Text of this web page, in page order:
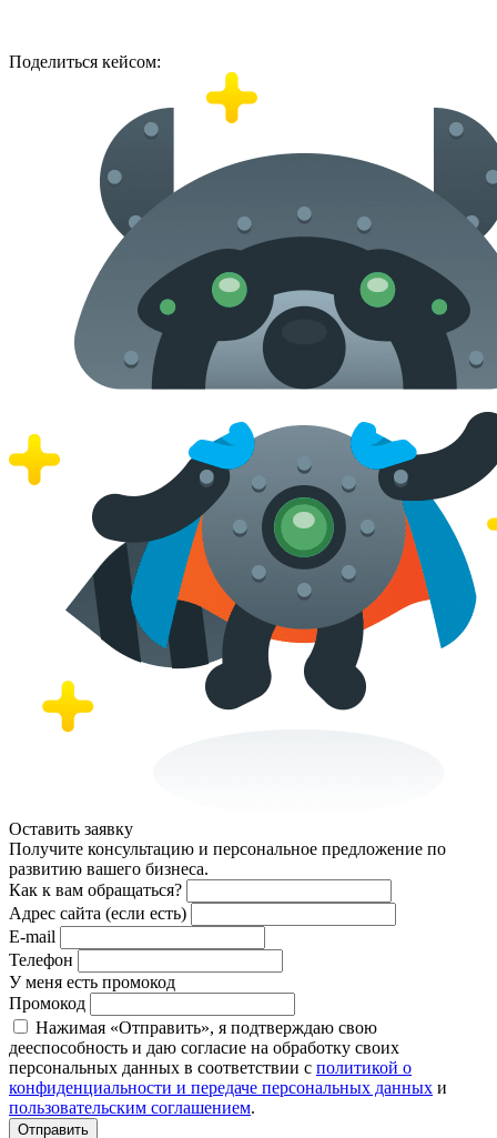
Поделиться кейсом:
Оставить заявку
Получите консультацию и персональное предложение по
развитию вашего бизнеса.
Как к вам обращаться?
Адрес сайта (если есть)
E-mail
Телефон
У меня есть промокод
Промокод
Нажимая «Отправить», я подтверждаю свою
дееспособность и даю согласие на обработку своих
персональных данных в соответствии с политикой о
конфиденциальности и передаче персональных данных и
пользовательским соглашением.
Отправить